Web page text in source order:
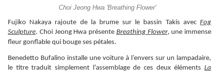
Choi Jeong Hwa 'Breathing Flower'
Fujiko Nakaya rajoute de la brume sur le bassin Takis avec Fog
Sculpture. Choi Jeong Hwa présente Breathing Flower, une immense
fleur gonflable qui bouge ses pétales.
Benedetto Bufalino installe une voiture à l’envers sur un lampadaire,
le titre traduit simplement l’assemblage de ces deux éléments La